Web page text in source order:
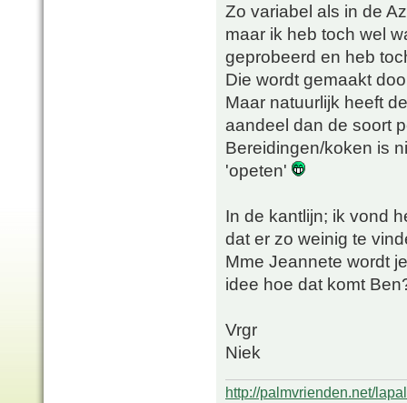
Zo variabel als in de
maar ik heb toch wel
geprobeerd en heb
Die wordt gemaakt
Maar natuurlijk heeft
aandeel dan de soort
Bereidingen/koken is
'opeten'
In de kantlijn; ik vond
dat er zo weinig te
Mme Jeannete wordt
idee hoe dat komt
Vrgr
Niek
http://palmvrienden.net/